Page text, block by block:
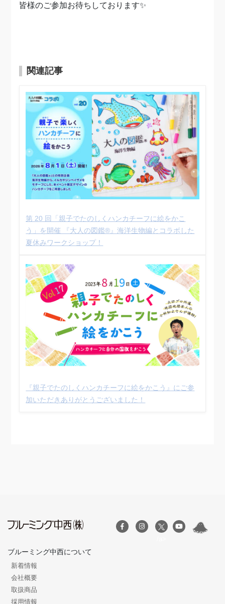
皆様のご参加お待ちしております✨
関連記事
第 20 回「親子でたのしくハンカチーフに絵をかこ
う」を開催 『大人の図鑑®︎』海洋生物編とコラボした
夏休みワークショップ！
『親子でたのしくハンカチーフに絵をかこう』にご参
加いただきありがとうございました！
ブルーミング中西について
新着情報
会社概要
取扱商品
採用情報